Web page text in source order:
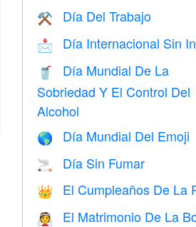
⚒️ Día Del Trabajo
📩 Día Internacional Sin
🥤
Día Mundial De La
Sobriedad Y El Control Del
Alcohol
🌎 Día Mundial Del Emoji
🚬 Día Sin Fumar
👑 El Cumpleaños De La
👰 El Matrimonio De La